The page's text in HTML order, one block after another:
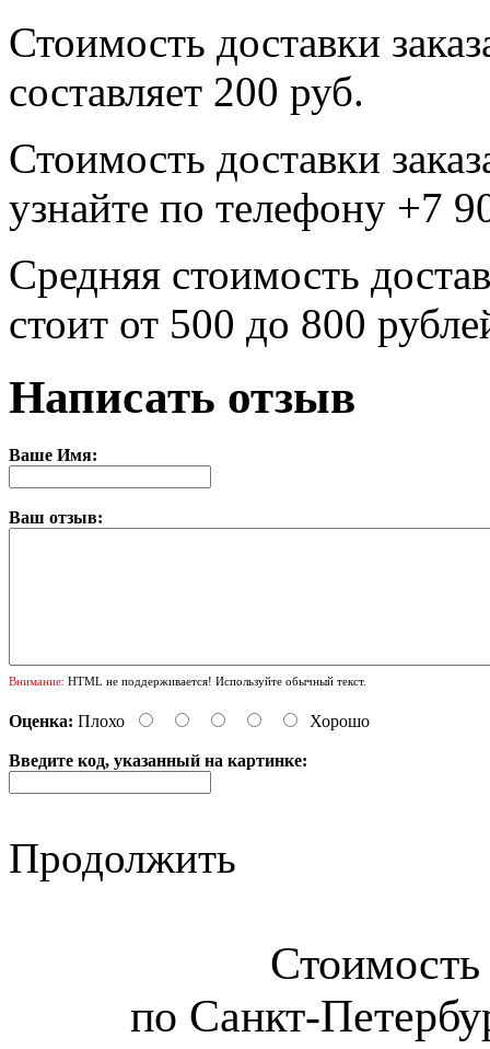
Стоимость доставки
составляет 200 руб.
Стоимость доставки
узнайте по телефону +7
Средняя стоимость
стоит от 500 до 800
Написать отзыв
Ваше Имя:
Ваш отзыв:
Внимание: HTML не поддерживается! Используйте обычный текст.
Оценка: Плохо Хорошо
Введите код, указанный на картинке:
Продолжить
Стоимость
по Санкт-